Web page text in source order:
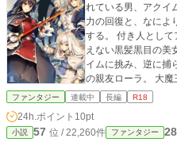
れている男、アクイ
力の回復と、なによ
する。 付き人とし
えない黒髪黒目の美
イムに挑み、逆に捕
の親友ローラ。 大
ただの牝と化す。 ビギニングノベルズ様より書籍第一巻発売
ファンタジー 連載中 長編 R18
24h.ポイント 10pt
小説 57 位 / 22,260件 ファンタジー 28